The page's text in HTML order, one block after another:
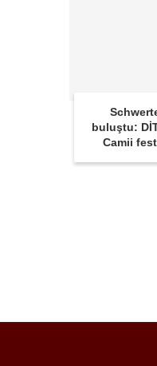
buluştu:
Camii